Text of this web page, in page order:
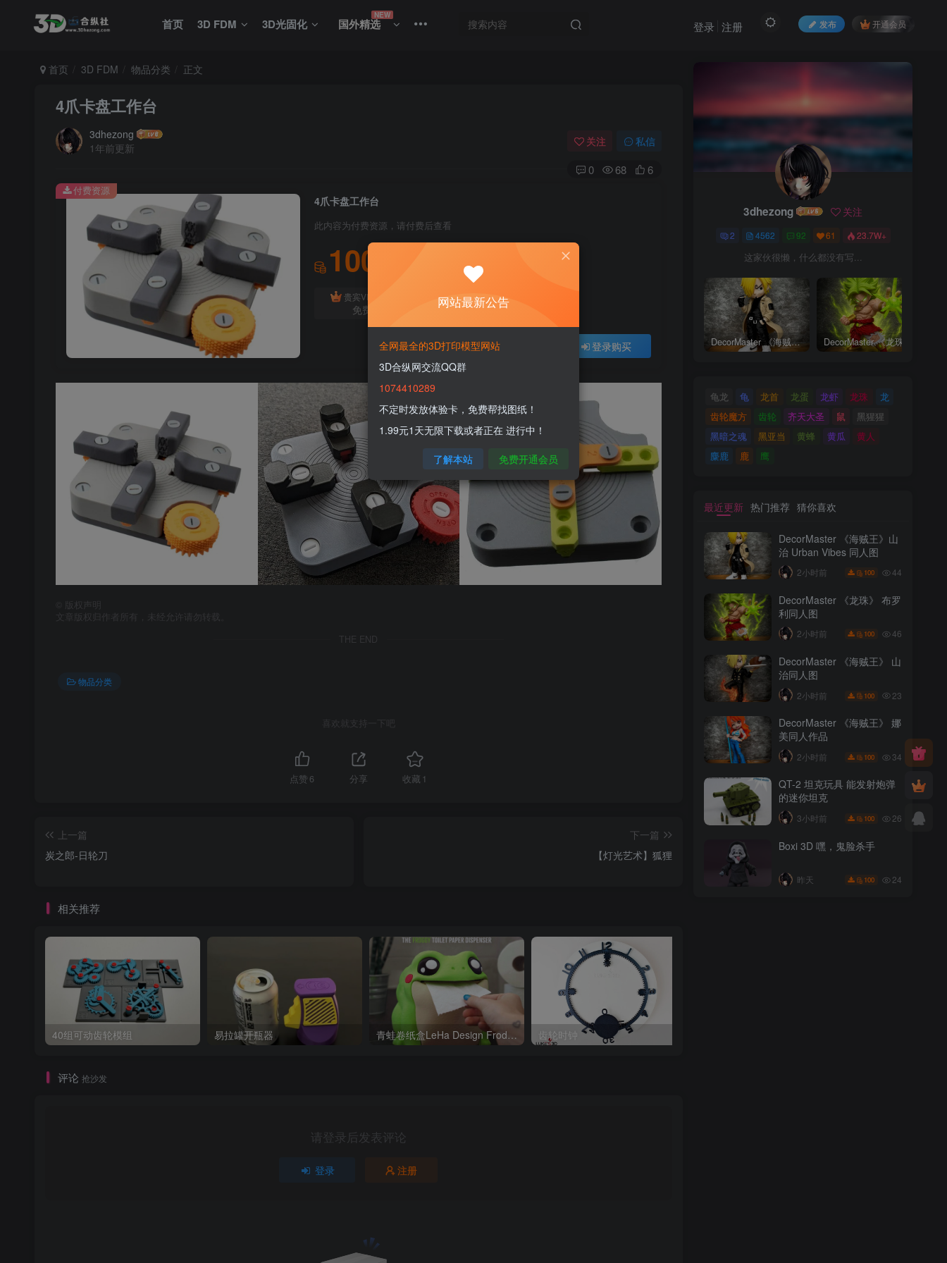
首页 3D FDM 3D光固化 国外精选
NEW
发布 开通会员
登录 注册
首页 3D FDM 物品分类 正文
4爪卡盘工作台
3dhezong
1年前更新
关注 私信
0 68 6
4爪卡盘工作台
此内容为付费资源，请付费后查看
100
贵宾VIP会员
免费
体验会员免费
登录购买
付费资源
版权声明
文章版权归作者所有，未经允许请勿转载。
THE END
物品分类
喜欢就支持一下吧
点赞 6 分享 收藏 1
上一篇
炭之郎-日轮刀
下一篇
【灯光艺术】狐狸
相关推荐
40组可动齿轮模组 易拉罐开瓶器 青蛙卷纸盒LeHa Design Frodrick the Toilet Paper Dispenser 齿轮时钟
评论 抢沙发
请登录后发表评论
登录 注册
3dhezong 关注
2 4562 92 61 23.7W+
这家伙很懒，什么都没有写...
DecorMaster 《海贼王》山治 Urban Vibes 同人图
龟龙 龟 龙首 龙蛋 龙虾 龙珠
龙
齿轮魔方
齿轮 齐天大圣 鼠
黑猩猩
黑暗之魂
黑亚当 黄蜂 黄瓜
黄人
麋鹿
鹿 鹰
最近更新 热门推荐 猜你喜欢
DecorMaster 《海贼王》山
治 Urban Vibes 同人图
2小时前 100 44
DecorMaster 《龙珠》 布罗
利同人图
2小时前 100 46
DecorMaster 《海贼王》 山
治同人图
2小时前 100 23
DecorMaster 《海贼王》 娜
美同人作品
2小时前 100 34
QT-2 坦克玩具 能发射炮弹
的迷你坦克
3小时前 100 26
Boxi 3D 嘿，鬼脸杀手
昨天 100 24
网站最新公告
全网最全的3D打印模型网站
3D合纵网交流QQ群
1074410289
不定时发放体验卡，免费帮找图纸！
1.99元1天无限下载或者正在 进行中！
了解本站 免费开通会员